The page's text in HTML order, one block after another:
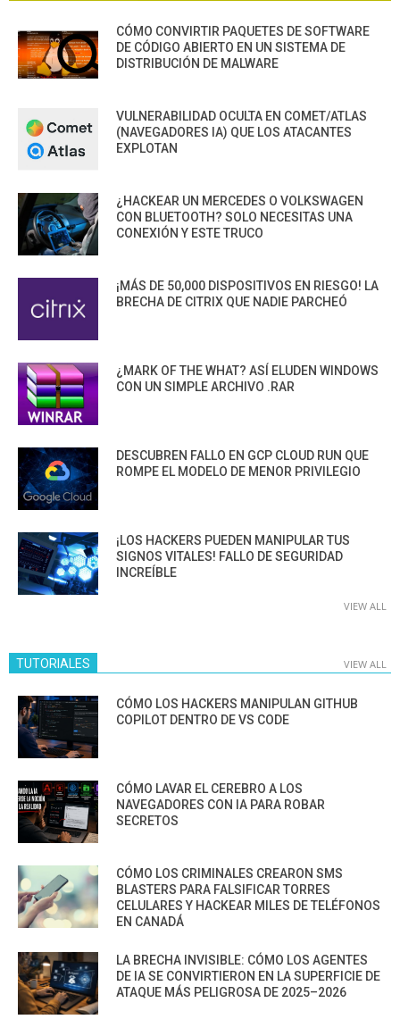
CÓMO CONVIRTIR PAQUETES DE SOFTWARE
DE CÓDIGO ABIERTO EN UN SISTEMA DE
DISTRIBUCIÓN DE MALWARE
VULNERABILIDAD OCULTA EN COMET/ATLAS
(NAVEGADORES IA) QUE LOS ATACANTES
EXPLOTAN
¿HACKEAR UN MERCEDES O VOLKSWAGEN
CON BLUETOOTH? SOLO NECESITAS UNA
CONEXIÓN Y ESTE TRUCO
¡MÁS DE 50,000 DISPOSITIVOS EN RIESGO! LA
BRECHA DE CITRIX QUE NADIE PARCHEÓ
¿MARK OF THE WHAT? ASÍ ELUDEN WINDOWS
CON UN SIMPLE ARCHIVO .RAR
DESCUBREN FALLO EN GCP CLOUD RUN QUE
ROMPE EL MODELO DE MENOR PRIVILEGIO
¡LOS HACKERS PUEDEN MANIPULAR TUS
SIGNOS VITALES! FALLO DE SEGURIDAD
INCREÍBLE
VIEW ALL
TUTORIALES VIEW ALL
CÓMO LOS HACKERS MANIPULAN GITHUB
COPILOT DENTRO DE VS CODE
CÓMO LAVAR EL CEREBRO A LOS
NAVEGADORES CON IA PARA ROBAR
SECRETOS
CÓMO LOS CRIMINALES CREARON SMS
BLASTERS PARA FALSIFICAR TORRES
CELULARES Y HACKEAR MILES DE TELÉFONOS
EN CANADÁ
LA BRECHA INVISIBLE: CÓMO LOS AGENTES
DE IA SE CONVIRTIERON EN LA SUPERFICIE DE
ATAQUE MÁS PELIGROSA DE 2025–2026